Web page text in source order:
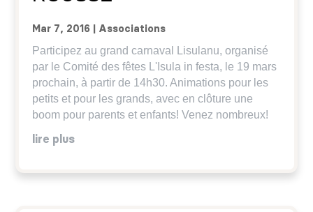
Mar 7, 2016 Associations
Participez au grand carnaval Lisulanu, organisé
par le Comité des fêtes L'Isula in festa, le 19 mars
prochain, à partir de 14h30. Animations pour les
petits et pour les grands, avec en clôture une
boom pour parents et enfants! Venez nombreux!
lire plus